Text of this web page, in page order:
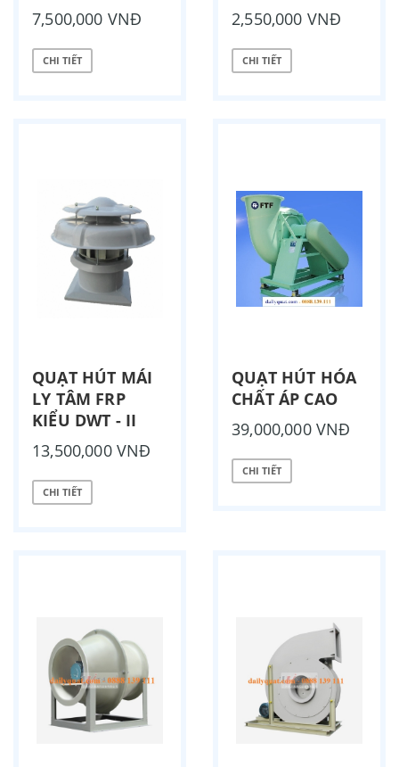
7,500,000 VNĐ
CHI TIẾT
2,550,000 VNĐ
CHI TIẾT
QUẠT HÚT MÁI
LY TÂM FRP
KIỂU DWT - II
13,500,000 VNĐ
CHI TIẾT
QUẠT HÚT HÓA
CHẤT ÁP CAO
39,000,000 VNĐ
CHI TIẾT